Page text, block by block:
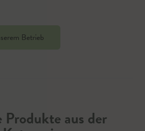
Betrieb
Produkte aus der